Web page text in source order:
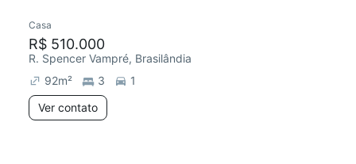
Casa
R$ 510.000
R. Spencer Vampré, Brasilândia
92m² 3
1
Ver contato